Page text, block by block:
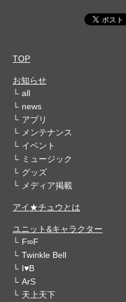
TOP
お知らせ
all
news
アプリ
メンテナンス
イベント
ミュージック
グッズ
メディア掲載
アイ★チュウとは
ユニット&キャラクター
F∞F
Twinkle Bell
I♥B
ArS
天上天下